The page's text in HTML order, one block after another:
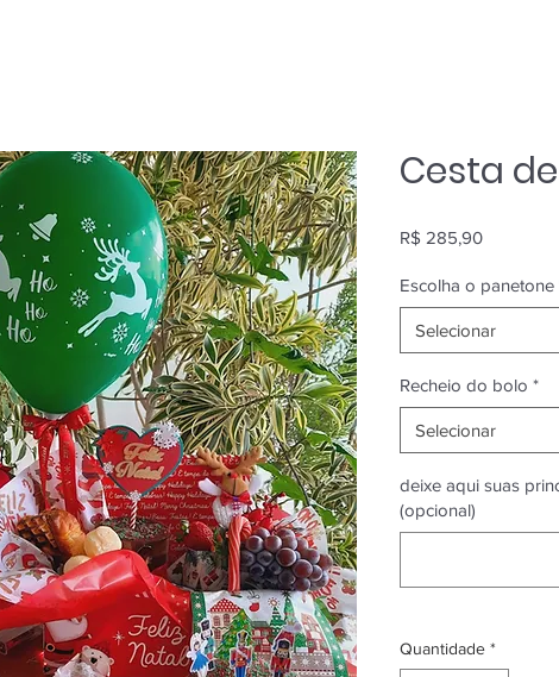
Cesta
R$ 285,90Preço
Escolha o panetone
Selecionar
Recheio do bolo *
Selecionar
deixe aqui suas
(opcional)
Quantidade *